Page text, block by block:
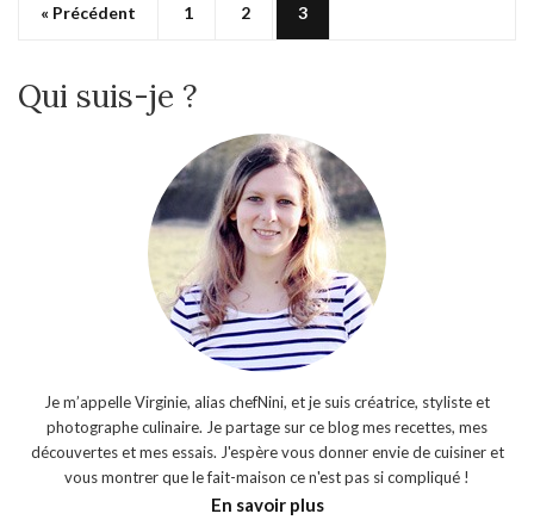
« Précédent 1 2 3
Qui suis-je ?
Je m’appelle Virginie, alias chefNini, et je suis créatrice, styliste et
photographe culinaire. Je partage sur ce blog mes recettes, mes
découvertes et mes essais. J'espère vous donner envie de cuisiner et
vous montrer que le fait-maison ce n'est pas si compliqué !
En savoir plus